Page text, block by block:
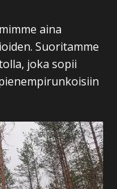
aina
Suoritamme
joka sopii